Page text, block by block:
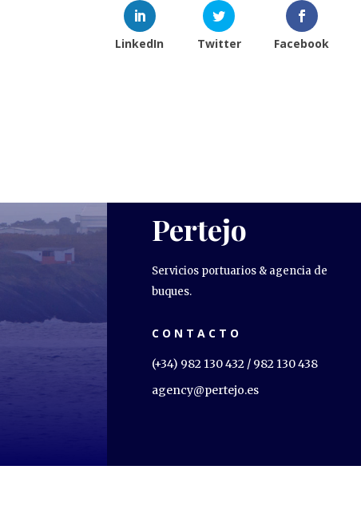
LinkedIn Twitter Facebook
Pertejo
Servicios portuarios & agencia de
buques.
CONTACTO
(+34) 982 130 432 / 982 130 438
agency@pertejo.es